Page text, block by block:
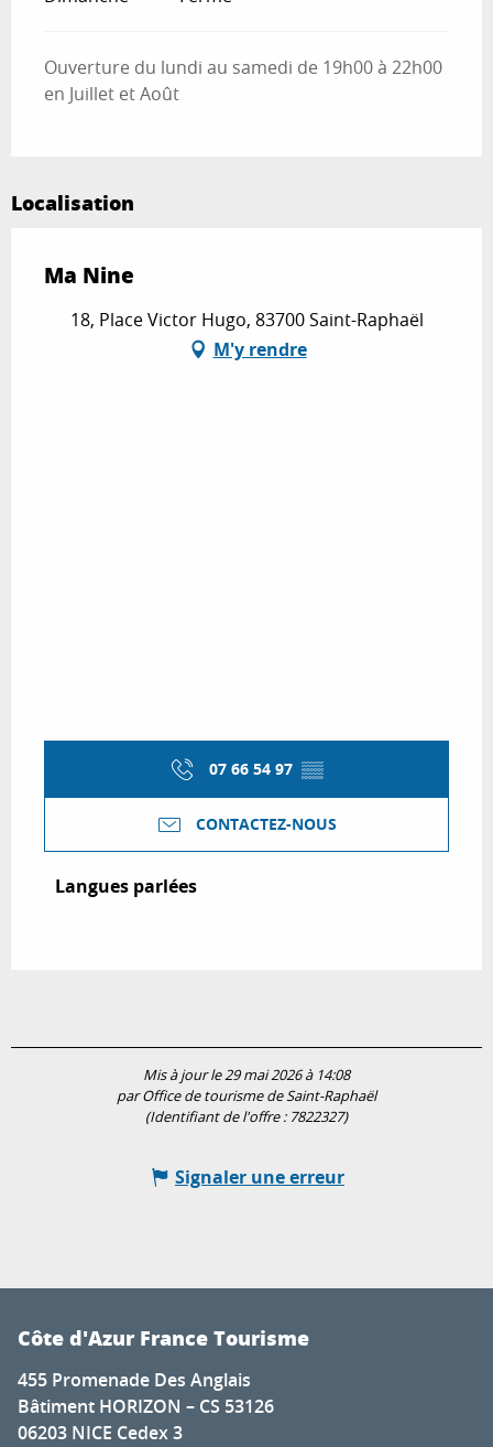
Ouverture du lundi au samedi de 19h00 à 22h00
en Juillet et Août
Localisation
Ma Nine
18, Place Victor Hugo, 83700 Saint-Raphaël
M'y rendre
07 66 54 97 ▒▒
CONTACTEZ-NOUS
Langues parlées
Langues parlées
Mis à jour le 29 mai 2026 à 14:08
par Office de tourisme de Saint-Raphaël
(Identifiant de l'offre : 7822327)
Signaler une erreur
Côte d'Azur France Tourisme
455 Promenade Des Anglais
Bâtiment HORIZON – CS 53126
06203 NICE Cedex 3